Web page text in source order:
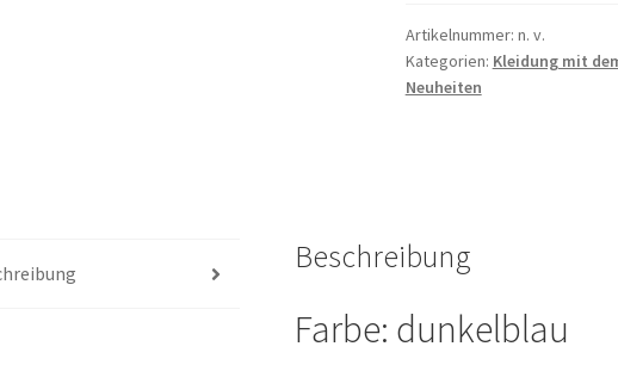
Menge
Artikelnummer: n. v.
Kategorien: Kleidung mit
Neuheiten
Beschreibung
Farbe: dunkelblau